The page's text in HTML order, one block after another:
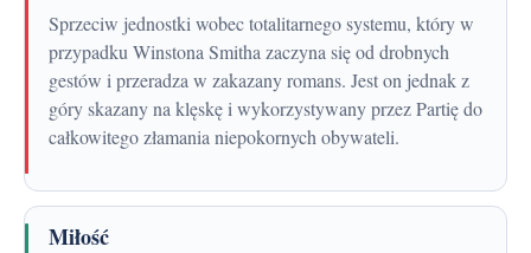
Sprzeciw jednostki wobec totalitarnego systemu, który w
przypadku Winstona Smitha zaczyna się od drobnych
gestów i przeradza w zakazany romans. Jest on jednak z
góry skazany na klęskę i wykorzystywany przez Partię do
całkowitego złamania niepokornych obywateli.
Miłość